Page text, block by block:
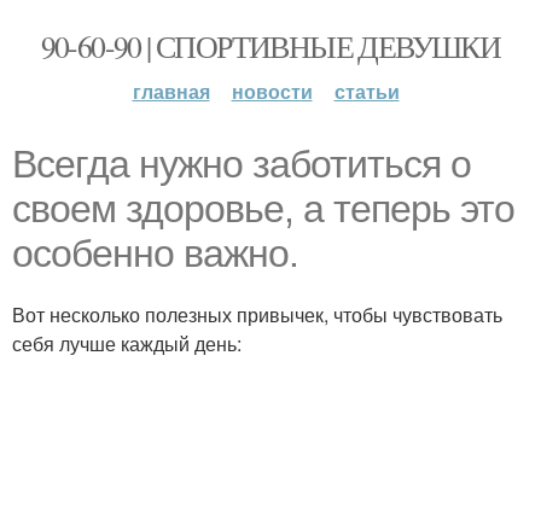
90-60-90 | СПОРТИВНЫЕ ДЕВУШКИ
главная новости статьи
Всегда нужно заботиться о
своем здоровье, а теперь это
особенно важно.
Вот несколько полезных привычек, чтобы чувствовать
себя лучше каждый день: